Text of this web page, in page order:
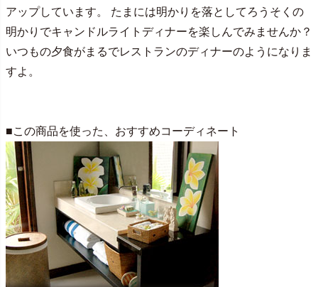
アップしています。 たまには明かりを落としてろうそくの
明かりでキャンドルライトディナーを楽しんでみませんか？
いつもの夕食がまるでレストランのディナーのようになりま
すよ。
■この商品を使った、おすすめコーディネート